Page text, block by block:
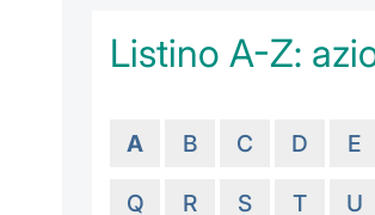
Listino A-Z:
A B C D E
Q R S T U